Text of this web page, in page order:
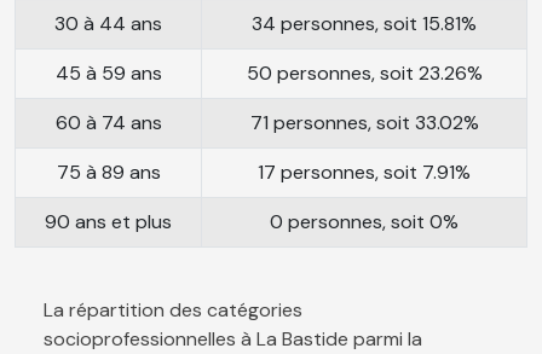
30 à 44 ans
34 personnes, soit 15.81%
45 à 59 ans
50 personnes, soit 23.26%
60 à 74 ans
71 personnes, soit 33.02%
75 à 89 ans
17 personnes, soit 7.91%
90 ans et plus
0 personnes, soit 0%
La répartition des catégories
socioprofessionnelles à La Bastide parmi la